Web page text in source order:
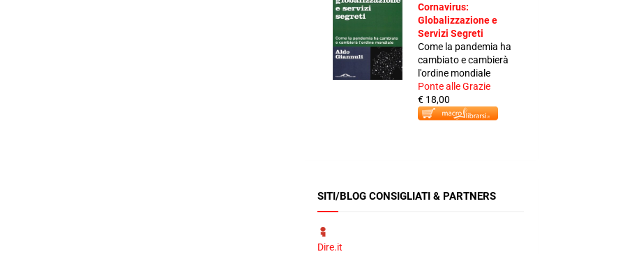
Cornavirus:
Globalizzazione e
Servizi Segreti
Come la pandemia ha
cambiato e cambierà
l'ordine mondiale
Ponte alle Grazie
€ 18,00
SITI/BLOG CONSIGLIATI & PARTNERS
Dire.it